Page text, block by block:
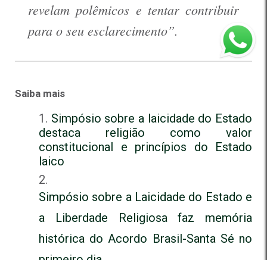
revelam polêmicos e tentar contribuir
para o seu esclarecimento”.
Saiba mais
Simpósio sobre a laicidade do Estado
destaca religião como valor
constitucional e princípios do Estado
laico
Simpósio sobre a Laicidade do Estado e
a Liberdade Religiosa faz memória
histórica do Acordo Brasil-Santa Sé no